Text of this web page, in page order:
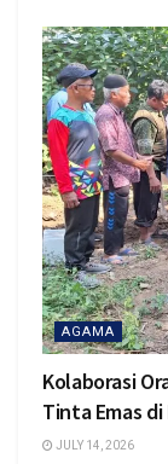
AGAMA
Kolaborasi
Tinta Emas di
JULY 14, 2026